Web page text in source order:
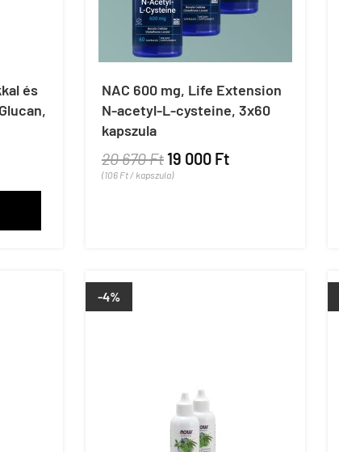
és
NAC 600 mg, Life Extension
N-acetyl-L-cysteine, 3x60
kapszula
20 670 Ft 19 000 Ft
(106 Ft / kapszula)
-4%